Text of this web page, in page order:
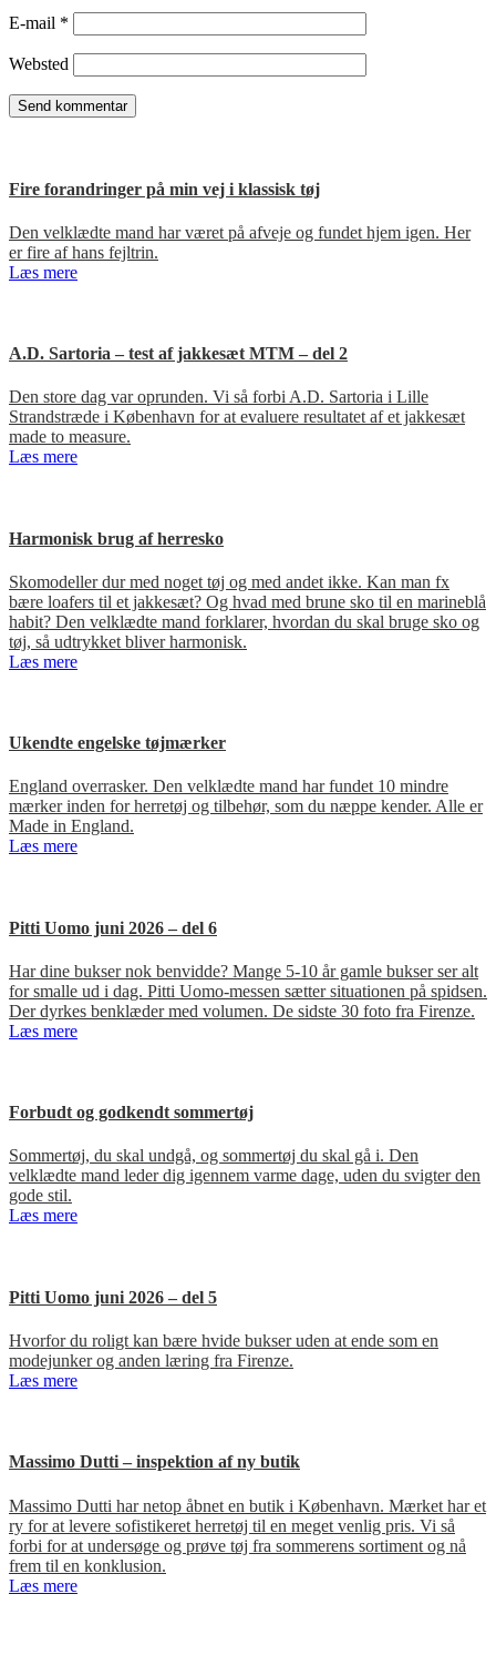
E-mail *
Websted
Fire forandringer på min vej i klassisk tøj
Den velklædte mand har været på afveje og fundet hjem igen. Her
er fire af hans fejltrin.
Læs mere
A.D. Sartoria – test af jakkesæt MTM – del 2
Den store dag var oprunden. Vi så forbi A.D. Sartoria i Lille
Strandstræde i København for at evaluere resultatet af et jakkesæt
made to measure.
Læs mere
Harmonisk brug af herresko
Skomodeller dur med noget tøj og med andet ikke. Kan man fx
bære loafers til et jakkesæt? Og hvad med brune sko til en marineblå
habit? Den velklædte mand forklarer, hvordan du skal bruge sko og
tøj, så udtrykket bliver harmonisk.
Læs mere
Ukendte engelske tøjmærker
England overrasker. Den velklædte mand har fundet 10 mindre
mærker inden for herretøj og tilbehør, som du næppe kender. Alle er
Made in England.
Læs mere
Pitti Uomo juni 2026 – del 6
Har dine bukser nok benvidde? Mange 5-10 år gamle bukser ser alt
for smalle ud i dag. Pitti Uomo-messen sætter situationen på spidsen.
Der dyrkes benklæder med volumen. De sidste 30 foto fra Firenze.
Læs mere
Forbudt og godkendt sommertøj
Sommertøj, du skal undgå, og sommertøj du skal gå i. Den
velklædte mand leder dig igennem varme dage, uden du svigter den
gode stil.
Læs mere
Pitti Uomo juni 2026 – del 5
Hvorfor du roligt kan bære hvide bukser uden at ende som en
modejunker og anden læring fra Firenze.
Læs mere
Massimo Dutti – inspektion af ny butik
Massimo Dutti har netop åbnet en butik i København. Mærket har et
ry for at levere sofistikeret herretøj til en meget venlig pris. Vi så
forbi for at undersøge og prøve tøj fra sommerens sortiment og nå
frem til en konklusion.
Læs mere